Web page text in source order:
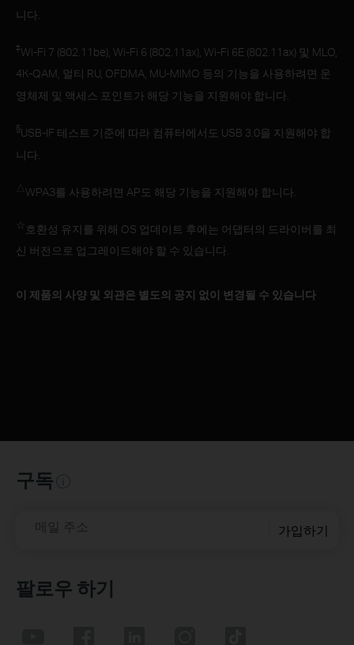
니다.
‡Wi-Fi 7 (802.11be), Wi-Fi 6 (802.11ax), Wi-Fi 6E (802.11ax) 및 MLO,
4K-QAM, 멀티 RU, OFDMA, MU-MIMO 등의 기능을 사용하려면 운
영체제 및 액세스 포인트가 해당 기능을 지원해야 합니다.
§USB-IF 테스트 기준에 따라 컴퓨터에서도 USB 3.0을 지원해야 합
니다.
WPAЗ를 사용하려면 AP도 해당 기능을 지원해야 합니다.
☆
호환성 유지를 위해 OS 업데이트 후에는 어댑터의 드라이버를 최
신 버전으로 업그레이드해야 할 수 있습니다.
이 제품의 사양 및 외관은 별도의 공지 없이 변경될 수 있습니다
구독
메일 주소 가입하기
팔로우 하기